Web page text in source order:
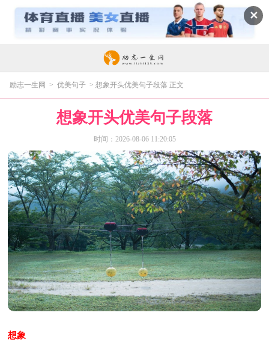
✕
励志一生网 > 优美句子 > 想象开头优美句子段落 正文
想象开头优美句子段落
时间：2026-08-06 11:20:05
想象